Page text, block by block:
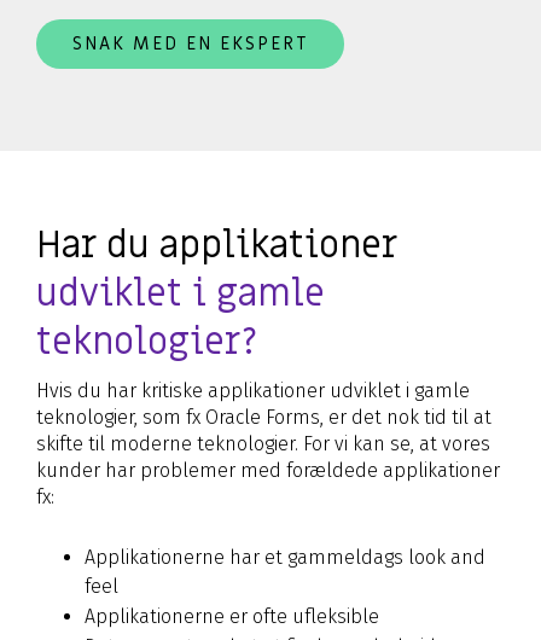
SNAK MED EN EKSPERT
Har du applikationer
udviklet i gamle
teknologier?
Hvis du har kritiske applikationer udviklet i gamle
teknologier, som fx Oracle Forms, er det nok tid til at
skifte til moderne teknologier. For vi kan se, at vores
kunder har problemer med forældede applikationer
fx:
Applikationerne har et gammeldags look and
feel
Applikationerne er ofte ufleksible